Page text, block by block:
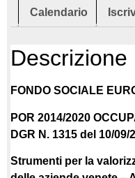
Calendario
Descrizione
FONDO SOCIALE
POR 2014/2020
DGR N. 1315 del 10/
Strumenti per la